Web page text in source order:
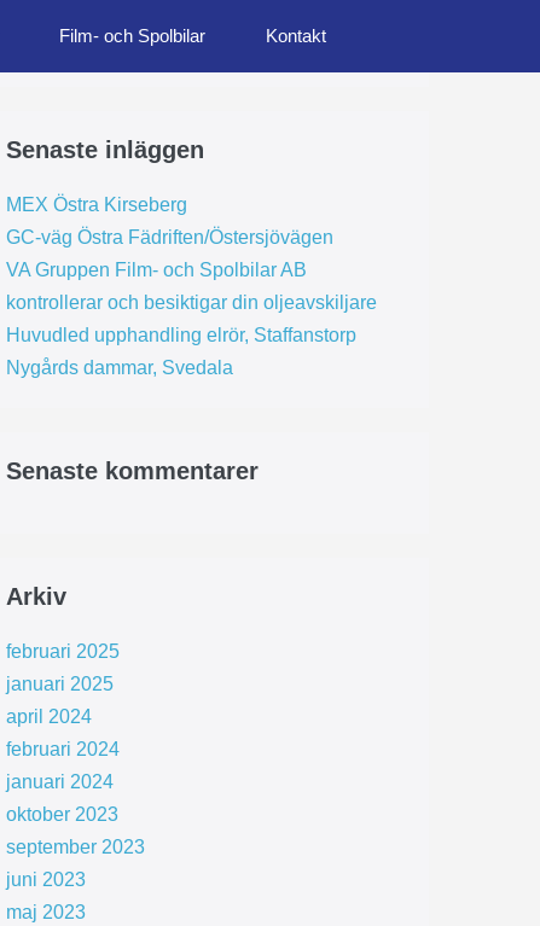
Film- och Spolbilar Kontakt
Senaste inläggen
MEX Östra Kirseberg
GC-väg Östra Fädriften/Östersjövägen
VA Gruppen Film- och Spolbilar AB
kontrollerar och besiktigar din oljeavskiljare
Huvudled upphandling elrör, Staffanstorp
Nygårds dammar, Svedala
Senaste kommentarer
Arkiv
februari 2025
januari 2025
april 2024
februari 2024
januari 2024
oktober 2023
september 2023
juni 2023
maj 2023